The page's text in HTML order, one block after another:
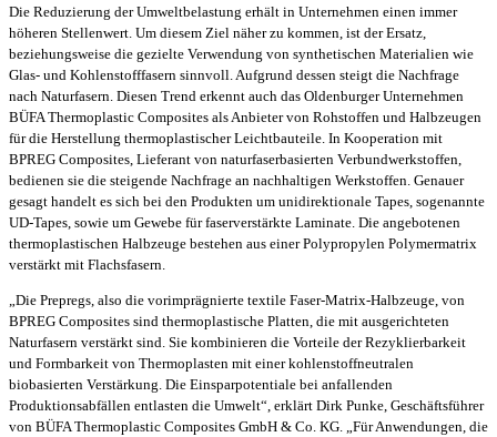
Die Reduzierung der Umweltbelastung erhält in Unternehmen einen immer
höheren Stellenwert. Um diesem Ziel näher zu kommen, ist der Ersatz,
beziehungsweise die gezielte Verwendung von synthetischen Materialien wie
Glas- und Kohlenstofffasern sinnvoll. Aufgrund dessen steigt die Nachfrage
nach Naturfasern. Diesen Trend erkennt auch das Oldenburger Unternehmen
BÜFA Thermoplastic Composites als Anbieter von Rohstoffen und Halbzeugen
für die Herstellung thermoplastischer Leichtbauteile. In Kooperation mit
BPREG Composites, Lieferant von naturfaserbasierten Verbundwerkstoffen,
bedienen sie die steigende Nachfrage an nachhaltigen Werkstoffen. Genauer
gesagt handelt es sich bei den Produkten um unidirektionale Tapes, sogenannte
UD-Tapes, sowie um Gewebe für faserverstärkte Laminate. Die angebotenen
thermoplastischen Halbzeuge bestehen aus einer Polypropylen Polymermatrix
verstärkt mit Flachsfasern.
„Die Prepregs, also die vorimprägnierte textile Faser-Matrix-Halbzeuge, von
BPREG Composites sind thermoplastische Platten, die mit ausgerichteten
Naturfasern verstärkt sind. Sie kombinieren die Vorteile der Rezyklierbarkeit
und Formbarkeit von Thermoplasten mit einer kohlenstoffneutralen
biobasierten Verstärkung. Die Einsparpotentiale bei anfallenden
Produktionsabfällen entlasten die Umwelt“, erklärt Dirk Punke, Geschäftsführer
von BÜFA Thermoplastic Composites GmbH & Co. KG. „Für Anwendungen, die